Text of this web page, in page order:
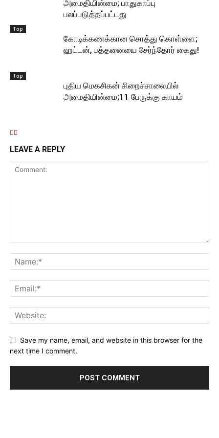
அமைதியின்மை; பாதுகாப்பு
பலப்படுத்தப்பட்டது
Top
கோடிக்கணக்கான சொத்து கொள்ளை;
ஹட்டன், பத்தனையை சேர்ந்தோர் கைது!
Top
புதிய மெகசிகன் சிறைச்சாலையில்
அமைதியின்மை;11 பேருக்கு காயம்
LEAVE A REPLY
Save my name, email, and website in this browser for the
next time I comment.